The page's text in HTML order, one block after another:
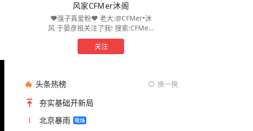
风家CFMer沐阁
❤️强子真爱粉❤️ 老大:@CFMer•沐
风 于晏彦祖关注了我! 搜索:CFMer•
沐风 (看风哥直播，给你不尽欢乐)
关注
头条热榜 换一换
夯实基础开新局
1 北京暴雨